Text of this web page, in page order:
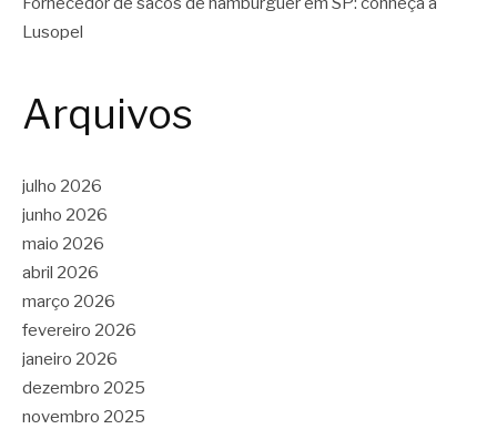
Lusopel
Arquivos
julho 2026
junho 2026
maio 2026
abril 2026
março 2026
fevereiro 2026
janeiro 2026
dezembro 2025
novembro 2025